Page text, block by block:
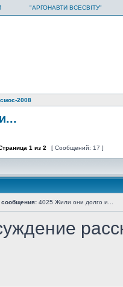
"АРГОНАВТИ ВСЕСВІТУ"
2008
1 из 2 [ Сообщений: 17 ]
сообщения: 4025 Жили они долго и...